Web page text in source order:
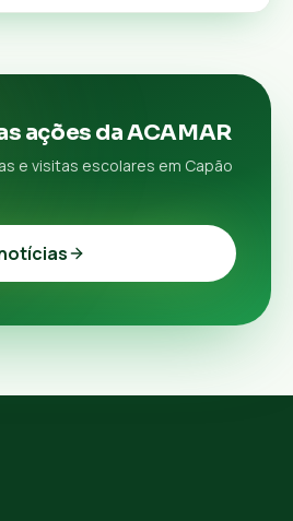
ações da ACAMAR
e visitas escolares em Capão